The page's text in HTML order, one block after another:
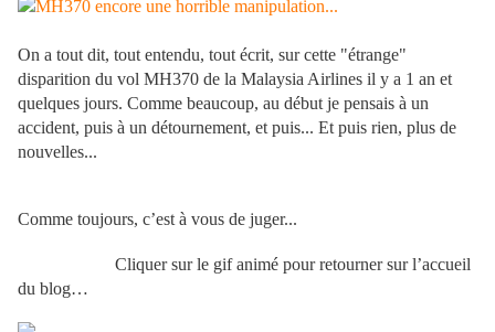
On a tout dit, tout entendu, tout écrit, sur cette "étrange"
disparition du vol MH370 de la Malaysia Airlines il y a 1 an et
quelques jours. Comme beaucoup, au début je pensais à un
accident, puis à un détournement, et puis... Et puis rien, plus de
nouvelles...
Comme toujours, c’est à vous de juger...
Cliquer sur le gif animé pour retourner sur l’accueil
du blog…